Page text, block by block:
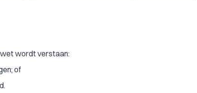
wet wordt verstaan:
of